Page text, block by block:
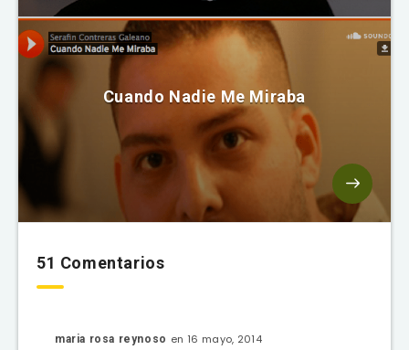
Cuando Nadie Me Miraba
51 Comentarios
maria rosa reynoso en 16 mayo, 2014